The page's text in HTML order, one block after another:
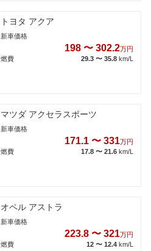
トヨタ アクア
新車価格
198 〜 302.2万円
燃費
29.3 〜 35.8 km/L
マツダ アクセラスポーツ
新車価格
171.1 〜 331万円
燃費
17.8 〜 21.6 km/L
オペル アストラ
新車価格
223.8 〜 321万円
燃費
12 〜 12.4 km/L